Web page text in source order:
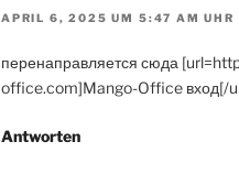
APRIL 6, 2025 UM 5:47 AM UHR
перенаправляется сюда
office.com]Mango-Office вход[/
Antworten